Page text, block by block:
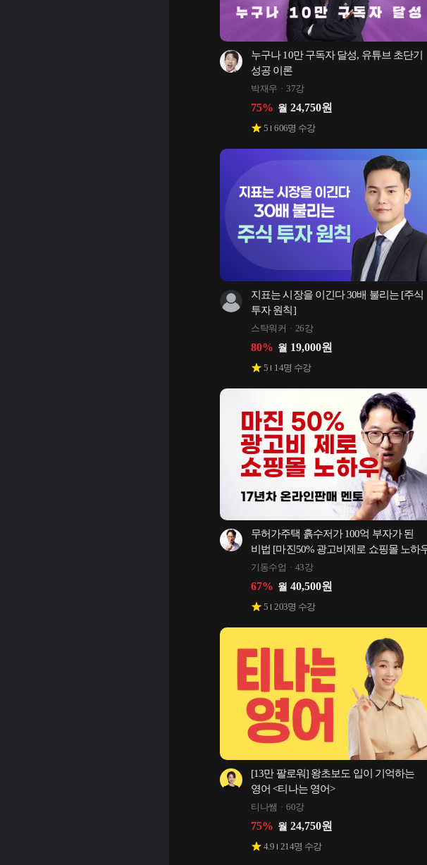
누구나 10만 구독자 달성, 유튜브 초단기
성공 이론
박재우 37강
75% 월 24,750원
5 606명 수강
지표는 시장을 이긴다 30배 불리는 [주식
투자 원칙]
스탁워커 26강
80% 월 19,000원
5 14명 수강
무허가주택 흙수저가 100억 부자가 된
비법 [마진50% 광고비제로 쇼핑몰 노하
기동수업 43강
67% 월 40,500원
5 203명 수강
[13만 팔로워] 왕초보도 입이 기억하는
영어 <티나는 영어>
티나쌤 60강
75% 월 24,750원
4.9 214명 수강